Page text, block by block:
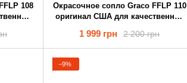
108
Окрасочное cопло Graco FFLP 110
оригинал США для качественной
2 200 грн
1 999 грн
−9%